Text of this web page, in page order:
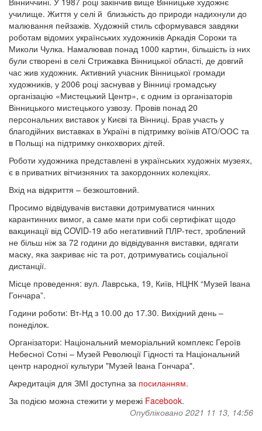
училище. Життя у селі й близькість до природи надихнули до
малювання пейзажів. Художній стиль сформувався завдяки
роботам відомих українських художників Аркадія Сороки та
Миколи Чулка. Намалював понад 1000 картин, більшість із них
були створені в селі Стрижавка Вінницької області, де довгий
час жив художник. Активний учасник Вінницької громади
художників, у 2006 році заснував у Вінниці громадську
організацію «Мистецький Центр», є одним із організаторів
Вінницького мистецького узвозу. Провів понад 20
персональних виставок у Києві та Вінниці. Брав участь у
благодійних виставках в Україні в підтримку воїнів АТО/ООС та
в Польщі на підтримку онкохворих дітей.
Роботи художника представлені в українських художніх музеях,
є в приватних вітчизняних та закордонних колекціях.
Вхід на відкриття – безкоштовний.
Просимо відвідувачів виставки дотримуватися чинних
карантинних вимог, а саме мати при собі сертифікат щодо
вакцинації від COVID-19 або негативний ПЛР-тест, зроблений
не більш ніж за 72 години до відвідування виставки, вдягати
маску, яка закриває ніс та рот, дотримуватись соціальної
дистанції.
Місце проведення: вул. Лаврська, 19, Київ, НЦНК “Музей Івана
Гончара”.
Години роботи: Вт-Нд з 10.00 до 17.30. Вихідний день –
понеділок.
Організатори: Національний меморіальний комплекс Героїв
Небесної Сотні – Музей Революції Гідності та Національний
центр народної культури "Музей Івана Гончара".
Акредитація для ЗМІ доступна за посиланням.
За подією можна стежити у мережі Facebook.
Опубліковано 2021 11 13, 14:56